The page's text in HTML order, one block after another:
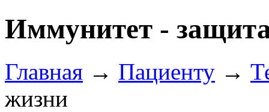
Иммунитет -
Главная → Пациенту →
жизни